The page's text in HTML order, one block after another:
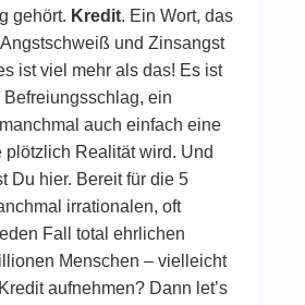
gehört. Kredit. Ein Wort, das
und Zinsangst
ist viel mehr als das! Es ist
ein
auch einfach eine
plötzlich Realität wird. Und
Du hier. Bereit für die 5
irrationalen, oft
Fall total ehrlichen
Menschen – vielleicht
aufnehmen? Dann let’s